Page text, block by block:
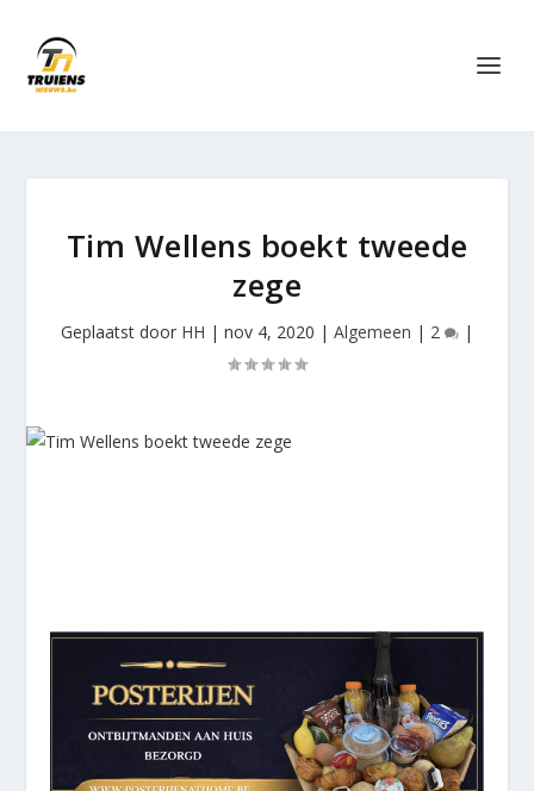
Tim Wellens boekt tweede
zege
Geplaatst door HH | nov 4, 2020 | Algemeen | 2 |